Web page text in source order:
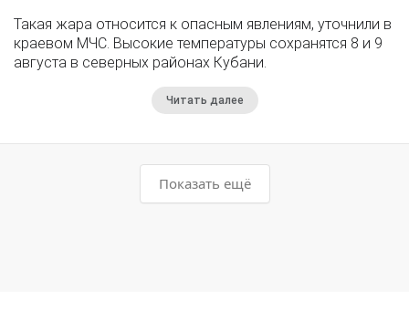
Такая жара относится к опасным явлениям, уточнили в
краевом МЧС. Высокие температуры сохранятся 8 и 9
августа в северных районах Кубани.
Читать далее
Показать ещё